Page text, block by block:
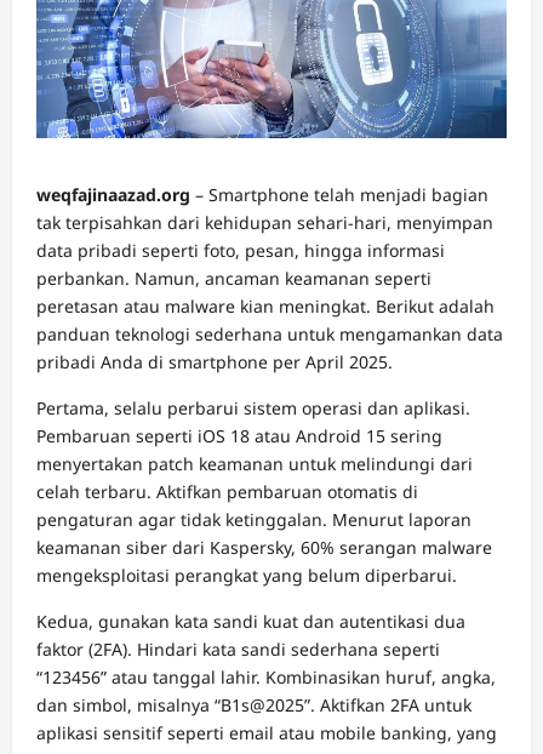
weqfajinaazad.org – Smartphone telah menjadi bagian
tak terpisahkan dari kehidupan sehari-hari, menyimpan
data pribadi seperti foto, pesan, hingga informasi
perbankan. Namun, ancaman keamanan seperti
peretasan atau malware kian meningkat. Berikut adalah
panduan teknologi sederhana untuk mengamankan data
pribadi Anda di smartphone per April 2025.
Pertama, selalu perbarui sistem operasi dan aplikasi.
Pembaruan seperti iOS 18 atau Android 15 sering
menyertakan patch keamanan untuk melindungi dari
celah terbaru. Aktifkan pembaruan otomatis di
pengaturan agar tidak ketinggalan. Menurut laporan
keamanan siber dari Kaspersky, 60% serangan malware
mengeksploitasi perangkat yang belum diperbarui.
Kedua, gunakan kata sandi kuat dan autentikasi dua
faktor (2FA). Hindari kata sandi sederhana seperti
“123456” atau tanggal lahir. Kombinasikan huruf, angka,
dan simbol, misalnya “B1s@2025”. Aktifkan 2FA untuk
aplikasi sensitif seperti email atau mobile banking, yang